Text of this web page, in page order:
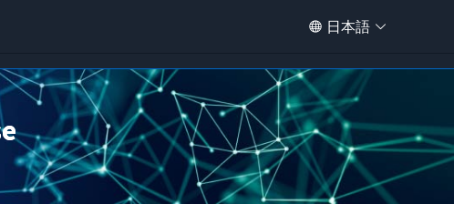
日本語